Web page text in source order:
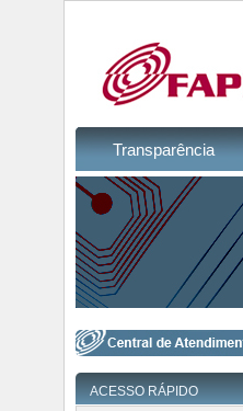
Transparência
ACESSO RÁPIDO